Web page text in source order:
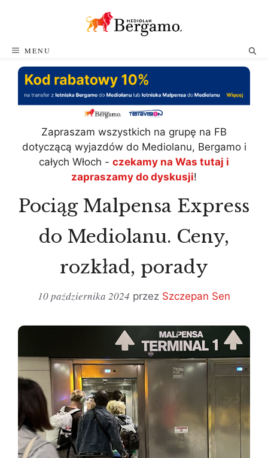
MENU
Zapraszam wszystkich na grupę na FB
dotyczącą wyjazdów do Mediolanu, Bergamo i
całych Włoch - czekamy na Was tutaj i
zapraszamy do dyskusji!
Pociąg Malpensa Express
do Mediolanu. Ceny,
rozkład, porady
10 października 2024 przez Szczepan Sen